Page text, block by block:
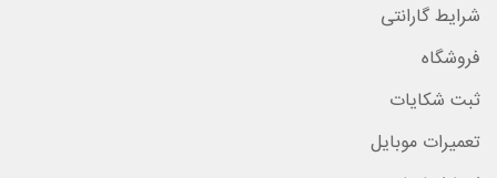
شرایط گارانتی
فروشگاه
ثبت شکایات
تعمیرات موبایل